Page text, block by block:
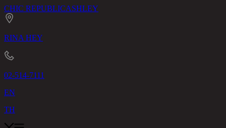
CHIC REPUBLICASHLEY
RINA HEY
02-514-7111
EN
TH